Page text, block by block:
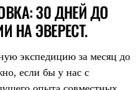
30 ДНЕЙ ДО
НА ЭВЕРЕСТ.
экспедицию за месяц до
если бы у нас с